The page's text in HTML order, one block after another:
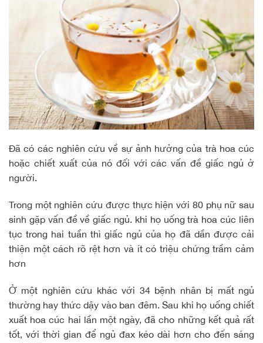
Đã có các nghiên cứu về sự ảnh hưởng của trà hoa cúc
hoặc chiết xuất của nó đối với các vấn đề giấc ngủ ở
người.
Trong một nghiên cứu được thực hiện với 80 phụ nữ sau
sinh gặp vấn đề về giấc ngủ. khi họ uống trà hoa cúc liên
tục trong hai tuần thì giấc ngủ của họ đã dần được cải
thiện một cách rõ rệt hơn và ít có triệu chứng trầm cảm
hơn
Ở một nghiên cứu khác với 34 bệnh nhân bị mất ngủ
thường hay thức dậy vào ban đêm. Sau khi họ uống chiết
xuất hoa cúc hai lần một ngày, đã cho những kết quả rất
tốt, với thời gian để ngủ đax kéo dài hơn cho đến sáng